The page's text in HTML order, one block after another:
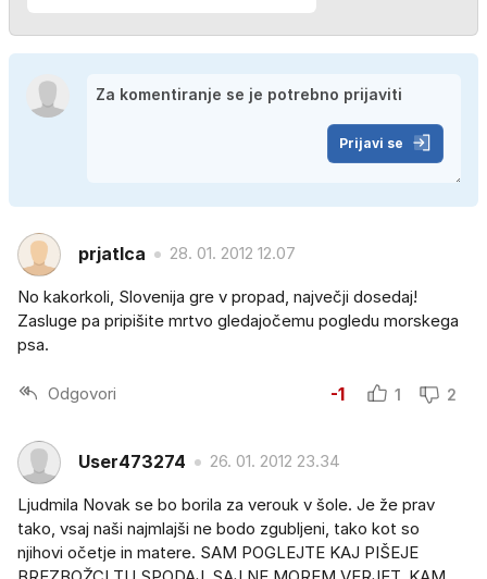
Prijavi se
prjatlca 28. 01. 2012 12.07
No kakorkoli, Slovenija gre v propad, največji dosedaj!
Zasluge pa pripišite mrtvo gledajočemu pogledu morskega
psa.
Odgovori -1 1 2
User473274 26. 01. 2012 23.34
Ljudmila Novak se bo borila za verouk v šole. Je že prav
tako, vsaj naši najmlajši ne bodo zgubljeni, tako kot so
njihovi očetje in matere. SAM POGLEJTE KAJ PIŠEJE